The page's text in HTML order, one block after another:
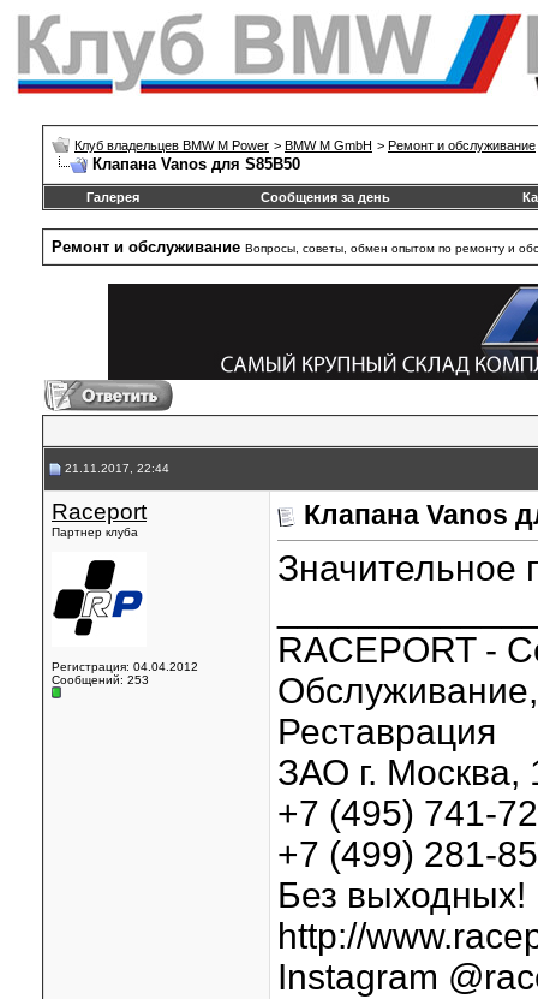
Клуб владельцев BMW M Power > BMW M GmbH > Ремонт и обслуживание
Клапана Vanos для S85B50
Галерея Сообщения за день
Ремонт и обслуживание Вопросы, советы, обмен опытом по ремонту и
21.11.2017, 22:44
Raceport
Партнер клуба
Регистрация: 04.04.2012
Сообщений: 253
Клапана Vanos
RACEPORT -
Реставрация
ЗАО г. Москва,
+7 (495) 741-
+7 (499) 281-
Без выходных!
http://
Instagram